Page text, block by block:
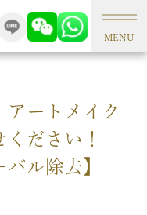
MENU
アートメイク
ださい！
ル除去】